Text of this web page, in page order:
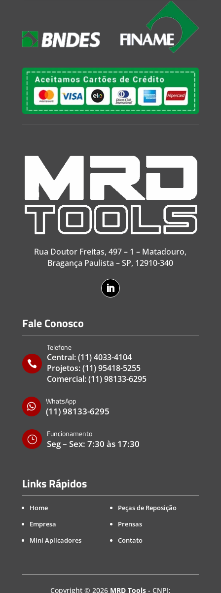
Rua Doutor Freitas, 497 – 1 – Matadouro,
Bragança Paulista – SP, 12910-340
Fale Conosco

Telefone
Central:(11) 4033-4104
Projetos:(11) 95418-5255
Comercial:(11) 98133-6295

WhatsApp
(11) 98133-6295
}
Funcionamento
Seg – Sex: 7:30 às 17:30
Links Rápidos
Home
Empresa
Mini Aplicadores
Peças de Reposição
Prensas
Contato
Copyright © 2026 MRD Tools- CNPJ: